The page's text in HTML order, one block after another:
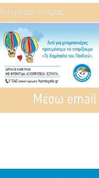
μπομπονιέρας
Mέσω email